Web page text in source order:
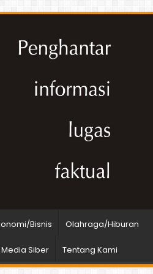
Bisnis Olahraga/Hiburan
Siber Tentang Kami